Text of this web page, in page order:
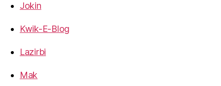
Jokin
Kwik-E-Blog
Lazirbi
Mak